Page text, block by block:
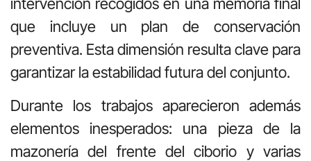
intervención recogidos en una memoria final
que incluye un plan de conservación
preventiva. Esta dimensión resulta clave para
garantizar la estabilidad futura del conjunto.
Durante los trabajos aparecieron además
elementos inesperados: una pieza de la
mazonería del frente del ciborio y varias